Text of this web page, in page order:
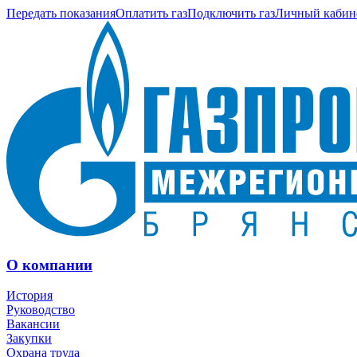
Передать показанияОплатить газПодключить газЛичный
О компании
История
Руководство
Вакансии
Закупки
Охрана труда